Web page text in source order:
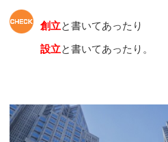
創立と書いてあったり
設立と書いてあったり。